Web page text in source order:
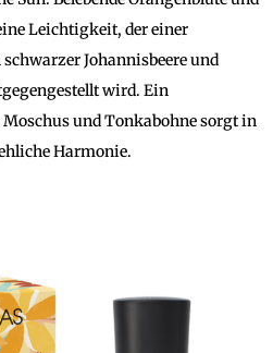
Leichtigkeit, der einer
Johannisbeere und
wird. Ein
und Tonkabohne sorgt in
Harmonie.